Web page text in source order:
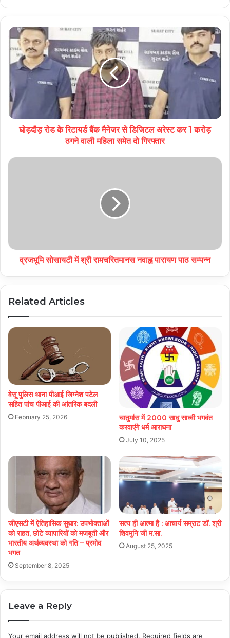
घोड़दौड़ रोड के रिटायर्ड बैंक मैनेजर से डिजिटल अरेस्ट कर 1 करोड़
ठगने वाली महिला समेत दो गिरफ्तार
व्रजभूमि सोसायटी में श्री रामचरितमानस नवाह्न पारायण पाठ सम्पन्न
Related Articles
वेसू पुलिस थाना पीआई जिग्नेश पटेल
सहित पांच पीआई की आंतरिक बदली
February 25, 2026
चातुर्मास में 2000 साधु साध्वी भगवंत
करवाएंगे धर्म आराधना
July 10, 2025
जीएसटी में ऐतिहासिक सुधार: उपभोक्ताओं
को राहत, छोटे व्यापारियों को मजबूती और
भारतीय अर्थव्यवस्था को गति – प्रमोद
भगत
September 8, 2025
सत्य ही आत्मा है : आचार्य सम्राट डॉ. श्री
शिवमुनि जी म.सा.
August 25, 2025
Leave a Reply
Your email address will not be published. Required fields are